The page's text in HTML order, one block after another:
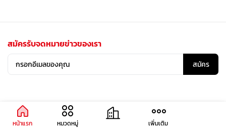
สมัครรับจดหมายข่าวของเรา
สมัคร
หน้าแรก หมวดหมู่ เพิ่มเติม